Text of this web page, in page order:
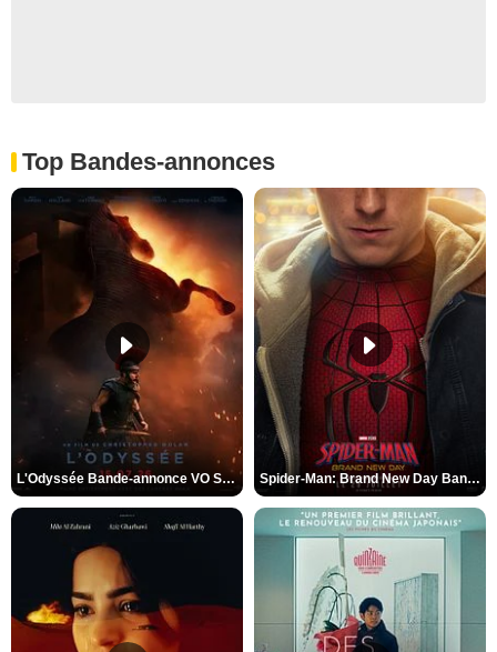
Top Bandes-annonces
L'Odyssée Bande-annonce VO STFR Spider-Man: Brand New Day Bande-annonce VO STFR